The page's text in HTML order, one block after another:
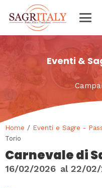
Eventi &
Home / Eventi e Sagre -
Torio
Carnevale di
16/02/2026 al 22/